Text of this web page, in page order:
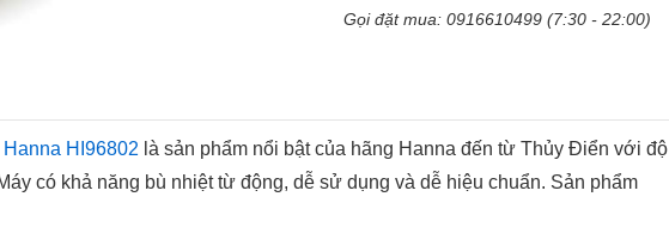
Gọi đặt mua: 0916610499 (7:30 - 22:00)
HI96802 là sản phẩm nổi bật của hãng Hanna đến từ Thủy Điển với độ
có khả năng bù nhiệt từ động, dễ sử dụng và dễ hiệu chuẩn. Sản phẩm